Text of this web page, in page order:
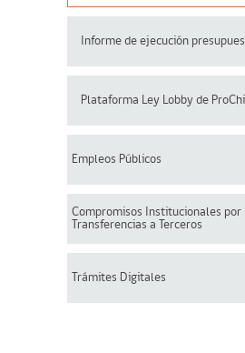
Informe de ejecución
Plataforma Ley Lobby de
Empleos Públicos
Compromisos Institucionales por
Transferencias a Terceros
Trámites Digitales